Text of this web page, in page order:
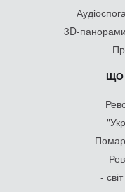
3D-
ЩО
-